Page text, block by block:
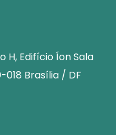
H, Edifício Íon Sala
Brasília / DF